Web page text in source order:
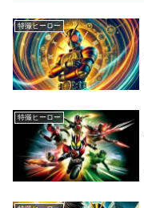
特撮ヒーロー
特撮ヒーロー